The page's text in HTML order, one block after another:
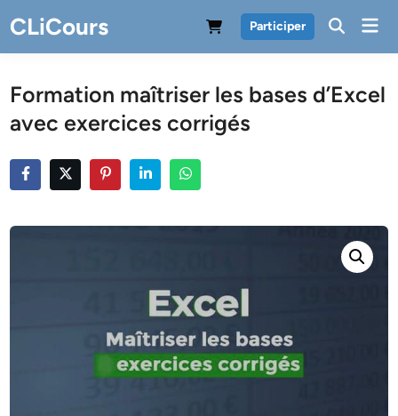
to
content
CLiCours Participer
Formation maîtriser les bases d’Excel
avec exercices corrigés